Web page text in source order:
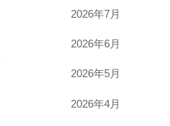
2026年7月
2026年6月
2026年5月
2026年4月